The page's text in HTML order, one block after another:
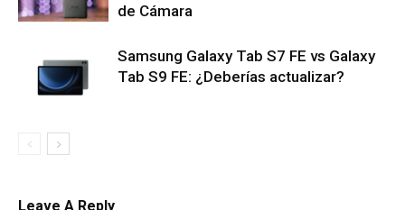
de Cámara
Samsung Galaxy Tab S7 FE vs Galaxy
Tab S9 FE: ¿Deberías actualizar?
Leave A Reply